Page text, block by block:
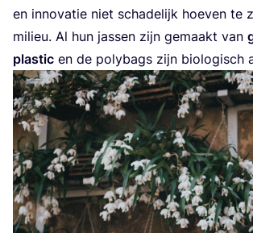
en inno­va­tie niet scha­de­lijk hoe­ven te
mili­eu. Al hun jas­sen zijn gemaakt van
plas­tic en de poly­bags zijn bio­lo­gisch